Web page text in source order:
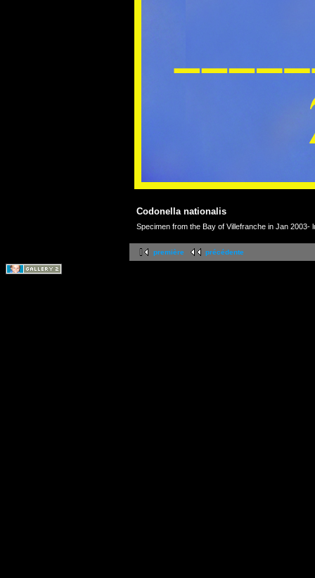
Codonella nationalis
Specimen from the Bay of Villefranche in Jan
première précédente